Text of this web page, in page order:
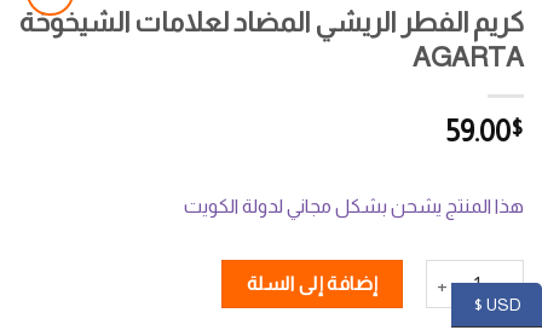
كريم الفطر الريشي المضاد لعلامات الشيخوخة
AGARTA
59.00$
هذا المنتج يشحن بشكل مجاني لدولة الكويت
كمية كريم الفطر الريشي المضاد لعلامات الشيخوخة AGARTA
إضافة إلى السلة
USD $